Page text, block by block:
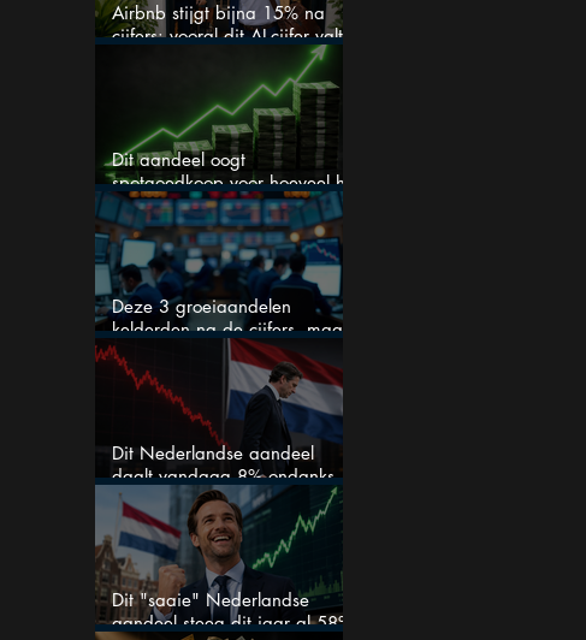
Airbnb stijgt bijna 15% na
cijfers: vooral dit AI-cijfer valt
Dit aandeel oogt
spotgoedkoop voor hoeveel het
kan stijgen
Deze 3 groeiaandelen
kelderden na de cijfers, maar
één is mijn duidelijke favoriet
Dit Nederlandse aandeel
daalt vandaag 8% ondanks
zeer sterke halfjaarcijfers en
positieve analistenadviezen:
mooie koopkans?
Dit "saaie" Nederlandse
aandeel steeg dit jaar al 58%